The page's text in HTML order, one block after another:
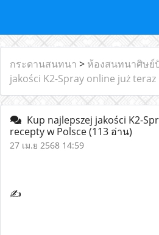
กระดานสนทนา > ห้องสนทนาศิษย์
jakości K2-Spray online już
Kup najlepszej jakości K2-
recepty w Polsce(113 อ่าน)
27 เม.ย 2568 14:59
✍